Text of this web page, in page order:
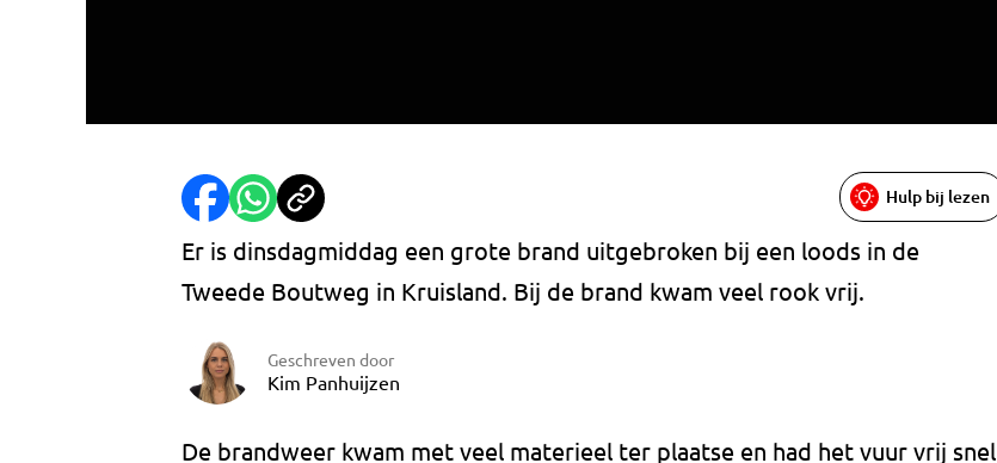
Hulp bij lezen
Er is dinsdagmiddag een grote brand uitgebroken bij een loods in de
Tweede Boutweg in Kruisland. Bij de brand kwam veel rook vrij.
Geschreven door
Kim Panhuijzen
De brandweer kwam met veel materieel ter plaatse en had het vuur vrij snel